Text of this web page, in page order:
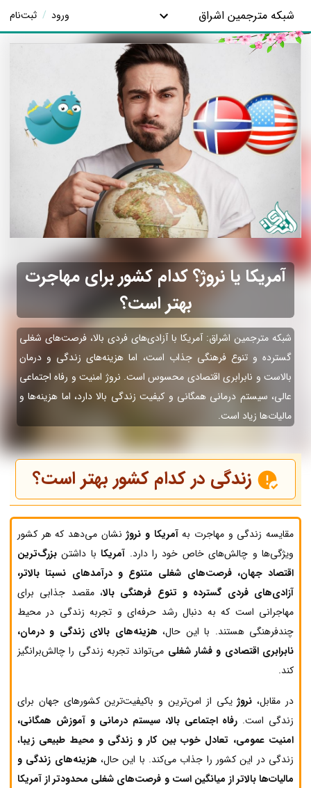
شبکه مترجمین اشراق ورود / ثبت‌نام
آمریکا یا نروژ؟ کدام کشور برای مهاجرت
بهتر است؟
شبکه مترجمین اشراق: آمریکا با آزادی‌های فردی بالا، فرصت‌های شغلی
گسترده و تنوع فرهنگی جذاب است، اما هزینه‌های زندگی و درمان
بالاست و نابرابری اقتصادی محسوس است. نروژ امنیت و رفاه اجتماعی
عالی، سیستم درمانی همگانی و کیفیت زندگی بالا دارد، اما هزینه‌ها و
مالیات‌ها زیاد است.
زندگی در کدام کشور بهتر است؟
مقایسه زندگی و مهاجرت بهآمریکا و نروژ نشان می‌دهد که هر کشور
ویژگی‌ها و چالش‌های خاص خود را دارد. آمریکا با داشتن بزرگ‌ترین
اقتصاد جهان، فرصت‌های شغلی متنوع و درآمدهای نسبتا بالاتر،
آزادی‌های فردی گسترده و تنوع فرهنگی بالا، مقصد جذابی برای
مهاجرانی است که به دنبال رشد حرفه‌ای و تجربه زندگی در محیط
چندفرهنگی هستند. با این حال،هزینه‌های بالای زندگی و درمان،
نابرابری اقتصادی و فشار شغلی می‌تواند تجربه زندگی را چالش‌برانگیز
کند.
در مقابل، نروژیکی از امن‌ترین و باکیفیت‌ترین کشورهای جهان برای
زندگی است. رفاه اجتماعی بالا، سیستم درمانی و آموزش همگانی،
امنیت عمومی، تعادل خوب بین کار و زندگی و محیط طبیعی زیبا،
زندگی در این کشور را جذاب می‌کند. با این حال، هزینه‌های زندگی و
مالیات‌ها بالاتر از میانگین است و فرصت‌های شغلی محدودتر از آمریکا